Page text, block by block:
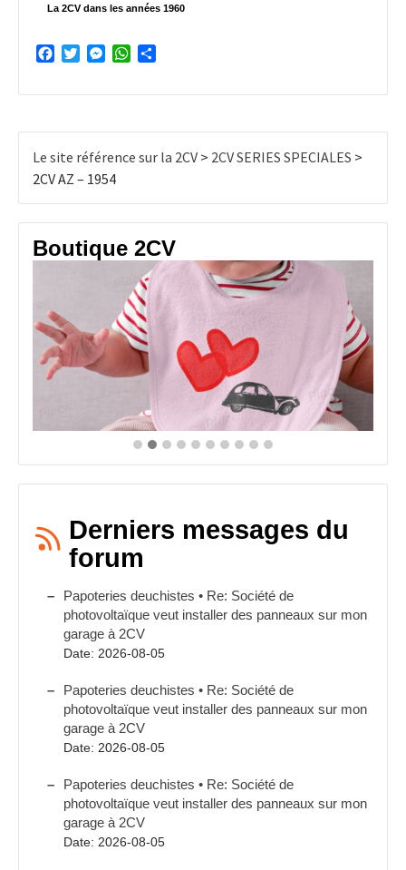
La 2CV dans les années 1960
FacebookTwitterMessengerWhatsApp
Le site référence sur la 2CV > 2CV SERIES SPECIALES >
2CV AZ – 1954
Boutique 2CV
Derniers messages du
forum
Papoteries deuchistes • Re: Société de
photovoltaïque veut installer des panneaux sur mon
garage à 2CV
Date: 2026-08-05
Papoteries deuchistes • Re: Société de
photovoltaïque veut installer des panneaux sur mon
garage à 2CV
Date: 2026-08-05
Papoteries deuchistes • Re: Société de
photovoltaïque veut installer des panneaux sur mon
garage à 2CV
Date: 2026-08-05